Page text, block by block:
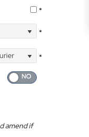
*
*
*
amend if